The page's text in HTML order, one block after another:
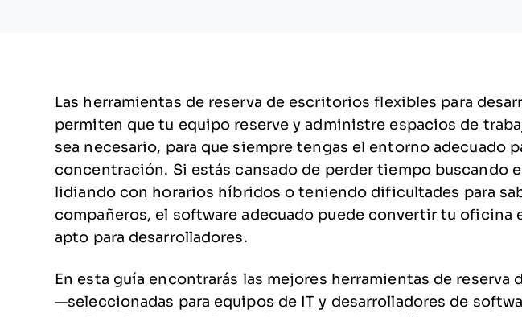
Las herramientas de reserva de escritorios flexibles para
permiten que tu equipo reserve y administre espacios de
sea necesario, para que siempre tengas el entorno adecuado
concentración. Si estás cansado de perder tiempo buscando
lidiando con horarios híbridos o teniendo dificultades para
compañeros, el software adecuado puede convertir tu oficina
apto para desarrolladores.
En esta guía encontrarás las mejores herramientas de
—seleccionadas para equipos de IT y desarrolladores de